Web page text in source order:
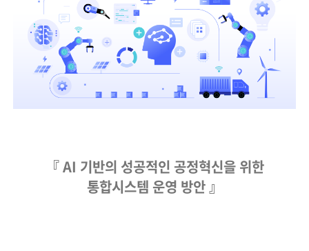
『 AI 기반의 성공적인 공정혁신을 위한
통합시스템 운영 방안 』